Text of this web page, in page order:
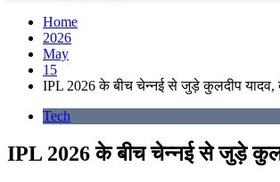
Home
2026
May
15
IPL 2026 के बीच चेन्नई से जुड़े कुलदीप
Tech
IPL 2026 के बीच चेन्नई से जुड़े